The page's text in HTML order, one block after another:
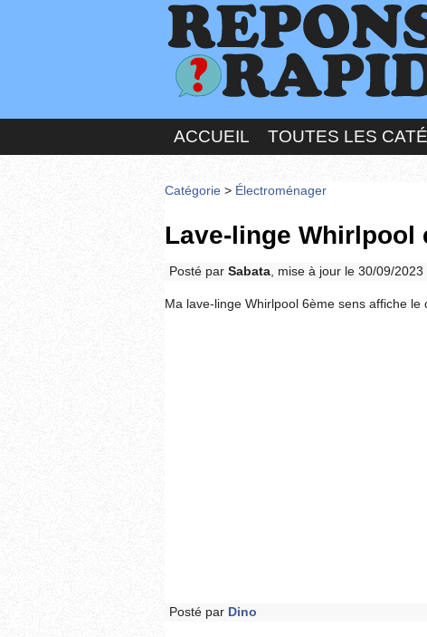
ACCUEIL TOUTES LES
Catégorie > Électroménager
Lave-linge Whirlpool
Posté par Sabata , mise à jour le 30/09/
Ma lave-linge Whirlpool 6ème sens affiche le
Posté par Dino